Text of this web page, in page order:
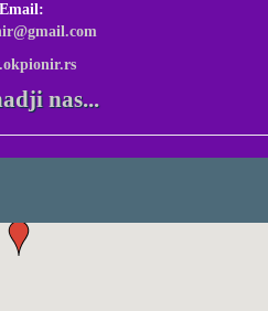
Email:
nas...